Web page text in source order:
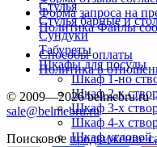
Стулья
Стулья барные и
Сундуки
Табуреты
Шкафы для посуды
Шкаф 1-но
Шкаф 2-х
Шкаф 3-х
Шкаф 4-х
Шкаф угловой
Форма запроса на
Политика Файлы
Способы оплаты
Политика в
© 2009—2026 belmebru.ru
sale@belmebru.ru
Поисковое продвижение